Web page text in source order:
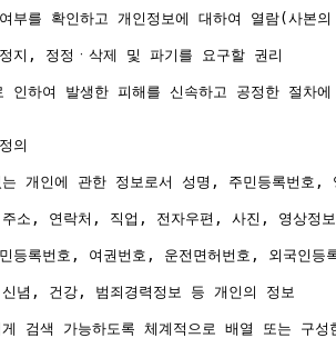
를 확인하고 개인정보에 대하여 열람(사본
지, 정정ㆍ삭제 및 파기를 요구할 권리
하여 발생한 피해를 신속하고 공정한 절차
의
개인에 관한 정보로서 성명, 주민등록번호,
, 연락처, 직업, 전자우편, 사진, 영상정보
록번호, 여권번호, 운전면허번호, 외국인등
, 건강, 범죄경력정보 등 개인의 정보
검색 가능하도록 체계적으로 배열 또는 구성